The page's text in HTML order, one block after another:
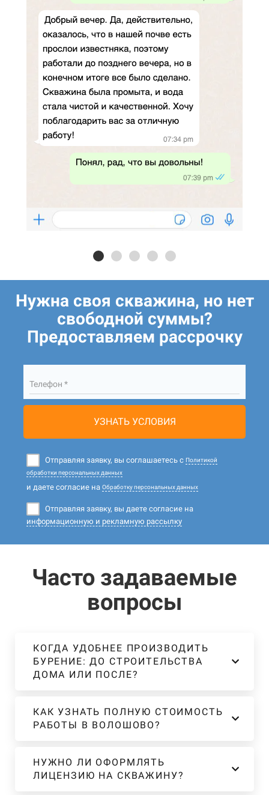
Нужна своя скважина, но нет
свободной суммы?
Предоставляем рассрочку
Телефон *
УЗНАТЬ УСЛОВИЯ
Отправляя заявку, вы соглашаетесь с Политикой
обработки персональных данных
и даете согласие на Обработку персональных данных
Отправляя заявку, вы даете согласие на
информационную и рекламную рассылку
Часто задаваемые
вопросы
КОГДА УДОБНЕЕ ПРОИЗВОДИТЬ
БУРЕНИЕ: ДО СТРОИТЕЛЬСТВА
ДОМА ИЛИ ПОСЛЕ?
КАК УЗНАТЬ ПОЛНУЮ СТОИМОСТЬ
РАБОТЫ В ВОЛОШОВО?
НУЖНО ЛИ ОФОРМЛЯТЬ
ЛИЦЕНЗИЮ НА СКВАЖИНУ?